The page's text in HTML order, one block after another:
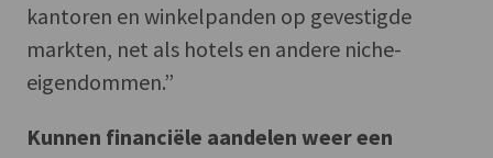
kantoren en winkelpanden op gevestigde
markten, net als hotels en andere niche-
eigendommen.”
Kunnen financiële aandelen weer een